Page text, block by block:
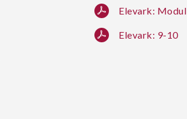
Elevark:
Elevark: 9-10